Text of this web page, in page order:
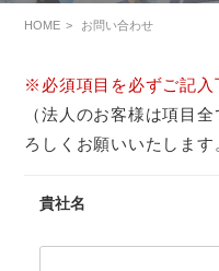
HOME お問い合わせ
※必須項目を必ずご記入
（法人のお客様は項目
ろしくお願いいたします
貴社名